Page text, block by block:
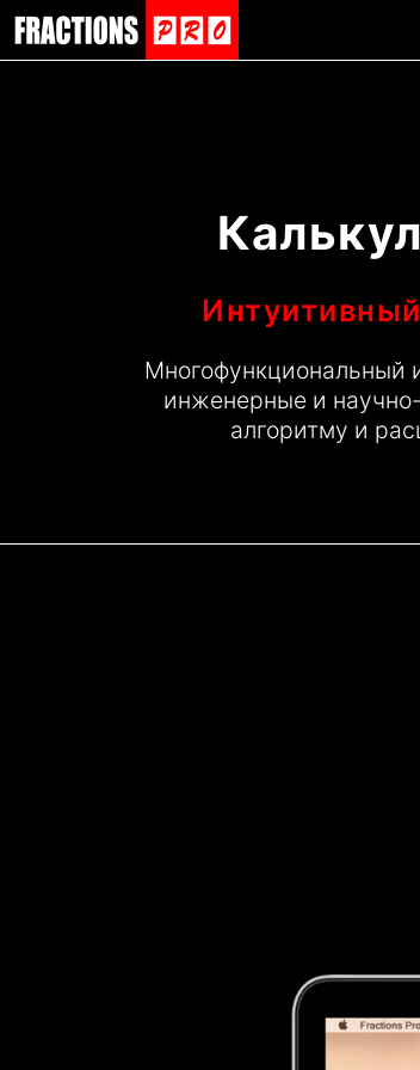
Многофункциональный
инженерные и
алгоритму и